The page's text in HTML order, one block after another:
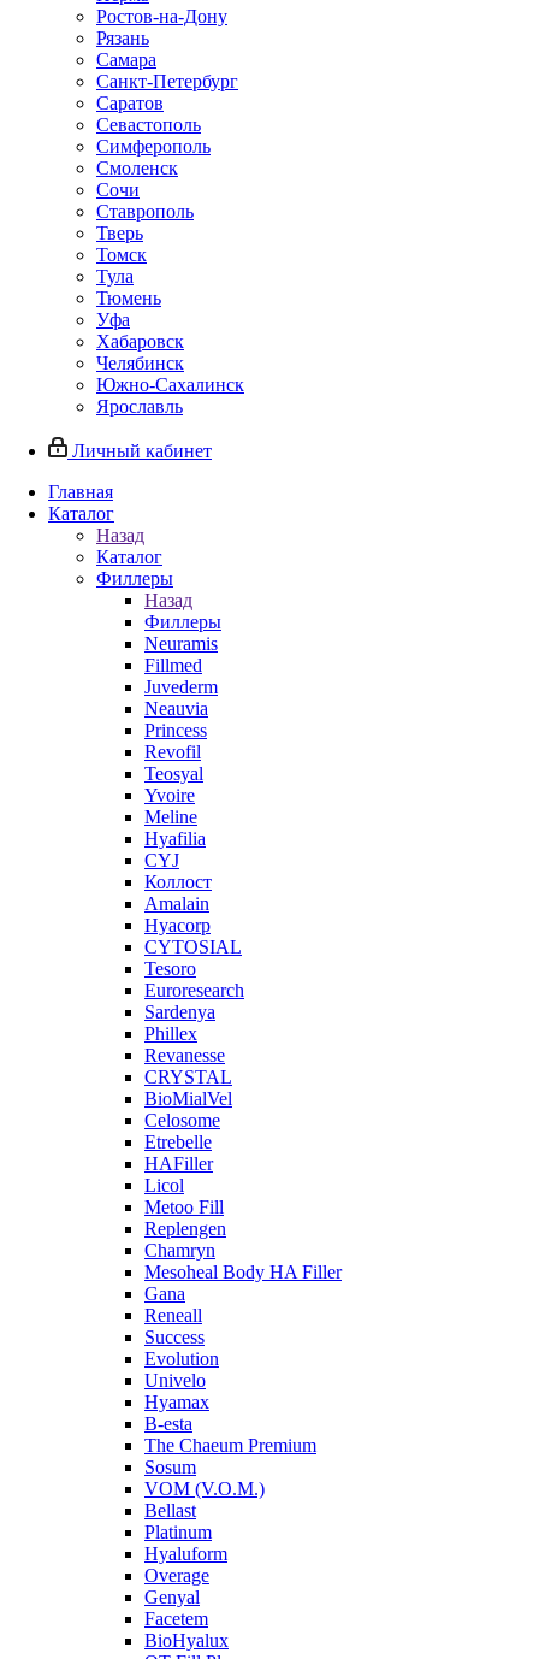
Ростов-на-Дону
Рязань
Самара
Санкт-Петербург
Саратов
Севастополь
Симферополь
Смоленск
Сочи
Ставрополь
Тверь
Томск
Тула
Тюмень
Уфа
Хабаровск
Челябинск
Южно-Сахалинск
Ярославль
Личный кабинет
Главная
Каталог
Назад
Каталог
Филлеры
Назад
Филлеры
Neuramis
Fillmed
Juvederm
Neauvia
Princess
Revofil
Teosyal
Yvoire
Meline
Hyafilia
CYJ
Коллост
Amalain
Hyacorp
CYTOSIAL
Tesoro
Euroresearch
Sardenya
Phillex
Revanesse
CRYSTAL
BioMialVel
Celosome
Etrebelle
HAFiller
Licol
Metoo Fill
Replengen
Chamryn
Mesoheal Body HA Filler
Gana
Reneall
Success
Evolution
Univelo
Hyamax
B-esta
The Chaeum Premium
Sosum
VOM (V.O.M.)
Bellast
Platinum
Hyaluform
Overage
Genyal
Facetem
BioHyalux